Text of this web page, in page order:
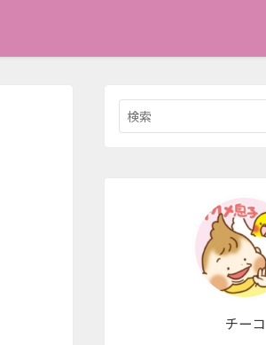
チーコ